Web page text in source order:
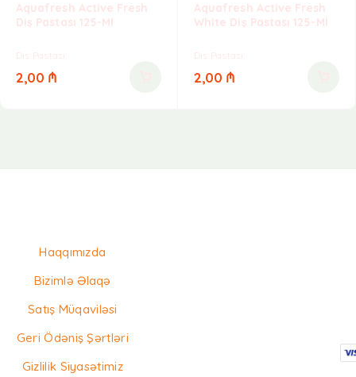
Aquafresh Active Fresh
Diş Pastası 125-Ml
Diş Pastası
2,00 ₼
Aquafresh Active Fresh
White Diş Pastası 125-Ml
Diş Pastası
2,00 ₼
Haqqımızda
Bizimlə Əlaqə
Satış Müqaviləsi
Geri Ödəniş Şərtləri
Gizlilik Siyasətimiz